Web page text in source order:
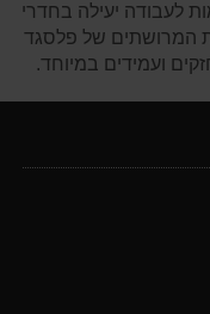
לעבודה יעילה בחדרי
המרושתים של פלסגד
ועמידים במיוחד.